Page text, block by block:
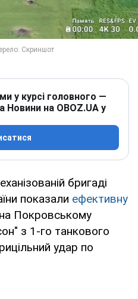
у курсі головного —
Новини на OBOZ.UA у
бригаді
показали ефективну
Покровському
з 1-го танкового
удар по